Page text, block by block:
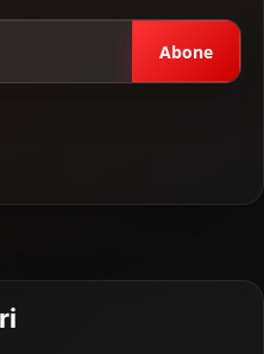
Abone